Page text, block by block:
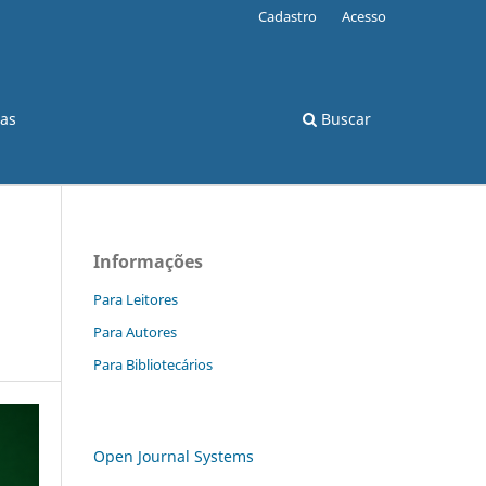
Buscar
Cadastro Acesso
Informações
Para Leitores
Para Autores
Para Bibliotecários
Open Journal Systems